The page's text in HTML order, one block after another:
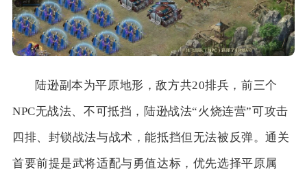
陆逊副本为平原地形，敌方共20排兵，前三个
NPC无战法、不可抵挡，陆逊战法“火烧连营”可攻击
四排、封锁战法与战术，能抵挡但无法被反弹。通关
首要前提是武将适配与勇值达标，优先选择平原属